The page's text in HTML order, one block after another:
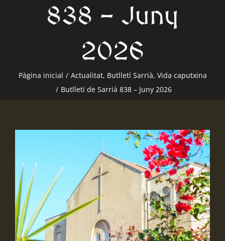
838 – Juny
2026
Pàgina inicial / Actualitat, Butlletí Sarrià, Vida caputxina
/ Butlletí de Sarrià 838 – Juny 2026
Image